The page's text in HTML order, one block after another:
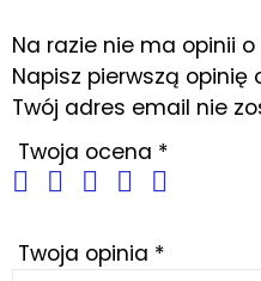
Na razie nie ma opinii
Napisz pierwszą opinię
Twój adres email nie
Twoja ocena *
Twoja opinia *